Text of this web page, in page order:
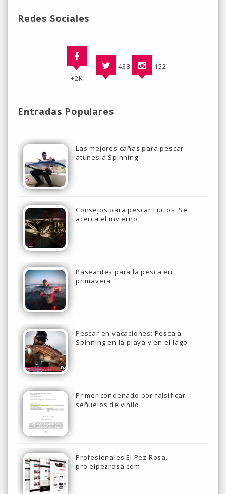
Redes Sociales
+2K
438 152
Entradas Populares
Las mejores cañas para pescar
atunes a Spinning
Consejos para pescar Lucios. Se
acerca el invierno.
Paseantes para la pesca en
primavera
Pescar en vacaciones: Pesca a
Spinning en la playa y en el lago
Primer condenado por falsificar
señuelos de vinilo
Profesionales El Pez Rosa.
pro.elpezrosa.com